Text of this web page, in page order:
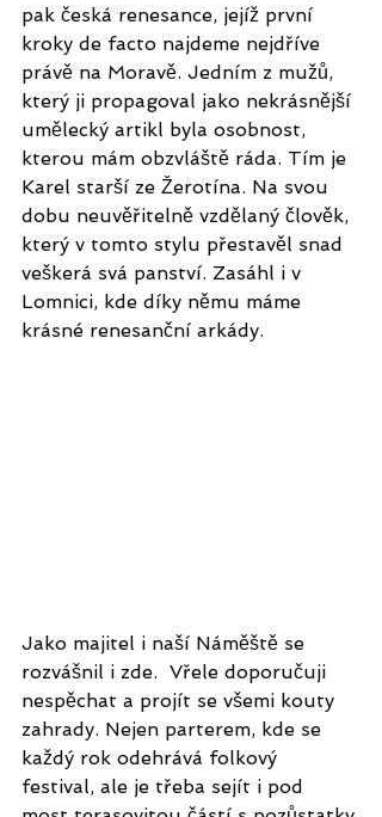
pak česká renesance, jejíž první
kroky de facto najdeme nejdříve
právě na Moravě. Jedním z mužů,
který ji propagoval jako nekrásnější
umělecký artikl byla osobnost,
kterou mám obzvláště ráda. Tím je
Karel starší ze Žerotína. Na svou
dobu neuvěřitelně vzdělaný člověk,
který v tomto stylu přestavěl snad
veškerá svá panství. Zasáhl i v
Lomnici, kde díky němu máme
krásné renesanční arkády.
Jako majitel i naší Náměště se
rozvášnil i zde.  Vřele doporučuji
nespěchat a projít se všemi kouty
zahrady. Nejen parterem, kde se
každý rok odehrává folkový
festival, ale je třeba sejít i pod